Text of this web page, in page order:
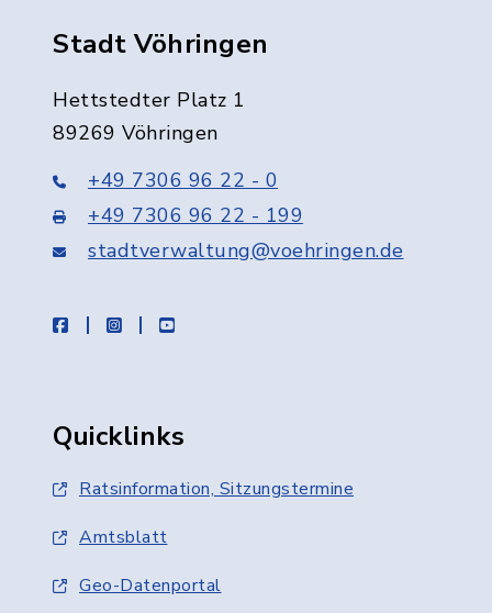
Stadt Vöhringen
Hettstedter Platz 1
89269 Vöhringen
+49 7306 96 22 - 0
+49 7306 96 22 - 199
stadtverwaltung@voehringen.de
facebookinstagramyoutube
Quicklinks
Ratsinformation, Sitzungstermine
Amtsblatt
Geo-Datenportal